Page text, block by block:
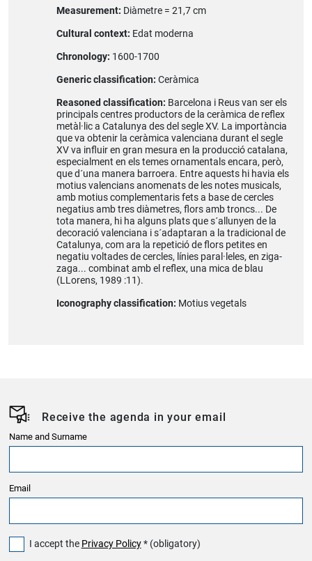
Measurement: Diàmetre = 21,7 cm
Cultural context: Edat moderna
Chronology: 1600-1700
Generic classification: Ceràmica
Reasoned classification: Barcelona i Reus van ser els
principals centres productors de la ceràmica de reflex
metàl·lic a Catalunya des del segle XV. La importància
que va obtenir la ceràmica valenciana durant el segle
XV va influir en gran mesura en la producció catalana,
especialment en els temes ornamentals encara, però,
que d´una manera barroera. Entre aquests hi havia els
motius valencians anomenats de les notes musicals,
amb motius complementaris fets a base de cercles
negatius amb tres diàmetres, flors amb troncs... De
tota manera, hi ha alguns plats que s´allunyen de la
decoració valenciana i s´adaptaran a la tradicional de
Catalunya, com ara la repetició de flors petites en
negatiu voltades de cercles, línies paral·leles, en ziga-
zaga... combinat amb el reflex, una mica de blau
(LLorens, 1989 :11).
Iconography classification: Motius vegetals
Receive the agenda in your email
Name and Surname
Email
I accept the Privacy Policy* (obligatory)